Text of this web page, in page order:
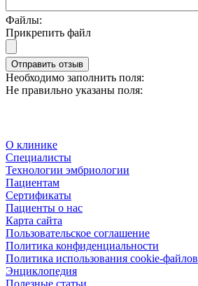
Файлы:
Прикрепить файл
Отправить отзыв
Необходимо заполнить поля:
Не правильно указаны поля:
О клинике
Специалисты
Технологии эмбриологии
Пациентам
Сертификаты
Пациенты о нас
Карта сайта
Пользовательское соглашение
Политика конфиденциальности
Политика использования cookie-файлов
Энциклопедия
Полезные статьи